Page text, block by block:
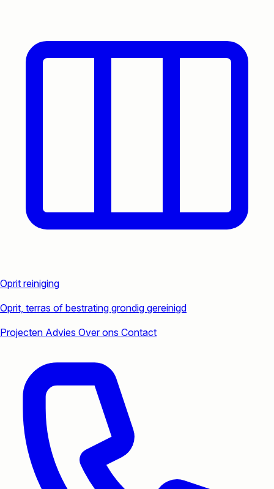
Oprit reiniging
Oprit, terras of bestrating grondig gereinigd
Projecten Advies Over ons Contact